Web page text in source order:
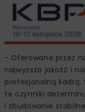
- Oferowane przez
najwyższa jakość i
profesjonalną kadrą.
te czynniki
i zbudowanie